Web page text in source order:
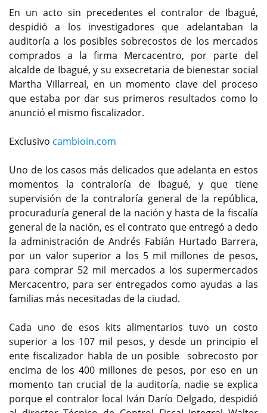
En un acto sin precedentes el contralor de Ibagué,
despidió a los investigadores que adelantaban la
auditoría a los posibles sobrecostos de los mercados
comprados a la firma Mercacentro, por parte del
alcalde de Ibagué, y su exsecretaria de bienestar social
Martha Villarreal, en un momento clave del proceso
que estaba por dar sus primeros resultados como lo
anunció el mismo fiscalizador.
Exclusivo cambioin.com
Uno de los casos más delicados que adelanta en estos
momentos la contraloría de Ibagué, y que tiene
supervisión de la contraloría general de la república,
procuraduría general de la nación y hasta de la fiscalía
general de la nación, es el contrato que entregó a dedo
la administración de Andrés Fabián Hurtado Barrera,
por un valor superior a los 5 mil millones de pesos,
para comprar 52 mil mercados a los supermercados
Mercacentro, para ser entregados como ayudas a las
familias más necesitadas de la ciudad.
Cada uno de esos kits alimentarios tuvo un costo
superior a los 107 mil pesos, y desde un principio el
ente fiscalizador habla de un posible sobrecosto por
encima de los 400 millones de pesos, por eso en un
momento tan crucial de la auditoría, nadie se explica
porque el contralor local Iván Darío Delgado, despidió